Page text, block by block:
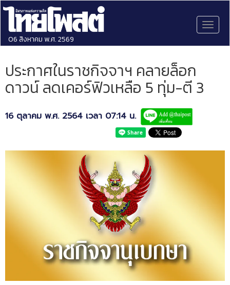
06 สิงหาคม พ.ศ. 2569
ประกาศในราชกิจจาฯ คลายล็อก
ดาวน์ ลดเคอร์ฟิวเหลือ 5 ทุ่ม-ตี 3
16 ตุลาคม พ.ศ. 2564 เวลา 07:14 น.